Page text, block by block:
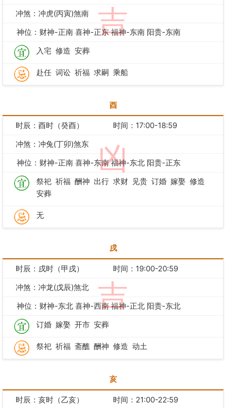
吉
冲煞：冲虎(丙寅)煞南
神位：财神-正南 喜神-正东 福神-东南 阳贵-东南
入宅 修造 安葬
赴任 词讼 祈福 求嗣 乘船
酉
凶
时辰：酉时（癸酉）
时间：17:00-18:59
冲煞：冲兔(丁卯)煞东
神位：财神-正南 喜神-东南 福神-东北 阳贵-正东
祭祀 祈福 酬神 出行 求财 见贵 订婚 嫁娶 修造
安葬
无
戌
吉
时辰：戌时（甲戌）
时间：19:00-20:59
冲煞：冲龙(戊辰)煞北
神位：财神-东北 喜神-西南 福神-正北 阳贵-东北
订婚 嫁娶 开市 安葬
祭祀 祈福 斋醮 酬神 修造 动土
亥
时辰：亥时（乙亥） 时间：21:00-22:59